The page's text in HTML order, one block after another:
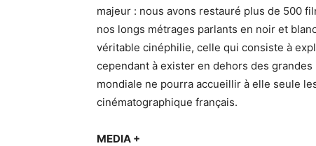
majeur : nous avons restauré plus de 500
nos longs métrages parlants en noir et
véritable cinéphilie, celle qui consiste à
cependant à exister en dehors des
mondiale ne pourra accueillir à elle seule
cinématographique français.
MEDIA +